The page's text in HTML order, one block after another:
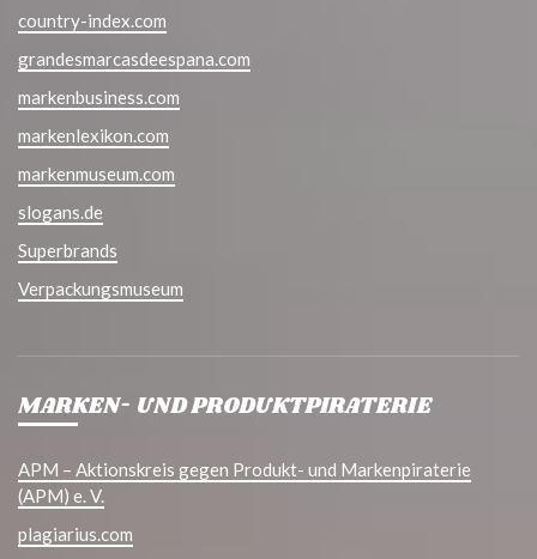
country-index.com
grandesmarcasdeespana.com
markenbusiness.com
markenlexikon.com
markenmuseum.com
slogans.de
Superbrands
Verpackungsmuseum
MARKEN- UND PRODUKTPIRATERIE
APM – Aktionskreis gegen Produkt- und Markenpiraterie
(APM) e. V.
plagiarius.com